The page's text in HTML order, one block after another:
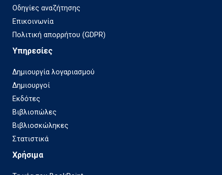
Οδηγίες αναζήτησης
Επικοινωνία
Πολιτική απορρήτου (GDPR)
Υπηρεσίες
Δημιουργία λογαριασμού
Δημιουργοί
Εκδότες
Βιβλιοπώλες
Βιβλιοσκώληκες
Στατιστικά
Χρήσιμα